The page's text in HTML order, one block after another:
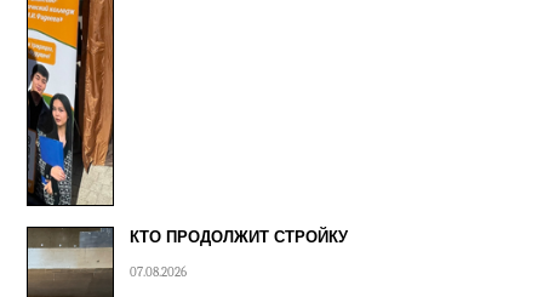
КТО ПРОДОЛЖИТ СТРОЙКУ
07.08.2026